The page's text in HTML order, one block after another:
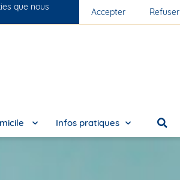
Nos cliniques Nous rejoindre
Infos pratiques
que nous
Accepter Refuser